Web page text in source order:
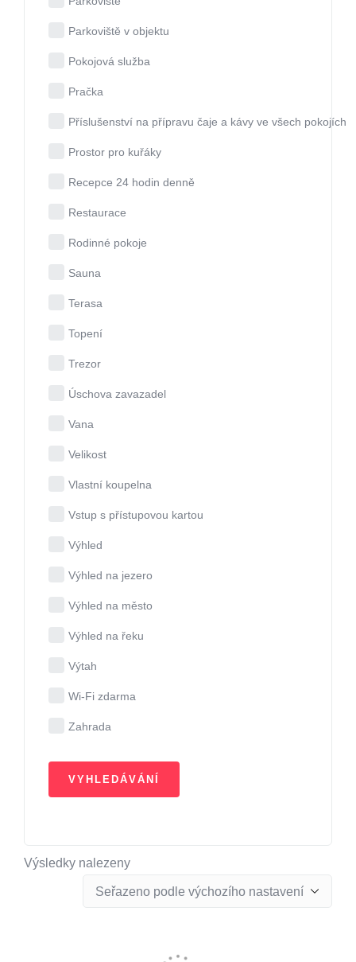
Parkoviště v objektu
Pokojová služba
Pračka
Příslušenství na přípravu čaje a kávy ve všech pokojích
Prostor pro kuřáky
Recepce 24 hodin denně
Restaurace
Rodinné pokoje
Sauna
Terasa
Topení
Trezor
Úschova zavazadel
Vana
Velikost
Vlastní koupelna
Vstup s přístupovou kartou
Výhled
Výhled na jezero
Výhled na město
Výhled na řeku
Výtah
Wi-Fi zdarma
Zahrada
Výsledky nalezeny